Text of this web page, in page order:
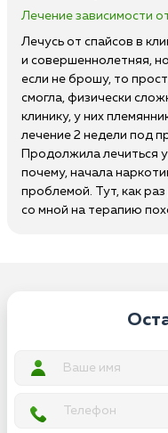
Лечение зависимости
Лечусь от спайсов в
и совершеннолетняя,
если не брошу, то
смогла, физически
клинику, у них
лечение 2 недели под
Продолжила лечиться
почему, начала
проблемой. Тут, как
со мной на терапию